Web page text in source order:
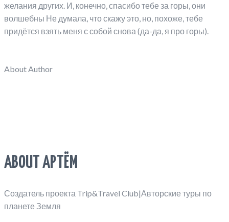
желания других. И, конечно, спасибо тебе за горы, они
волшебны Не думала, что скажу это, но, похоже, тебе
придётся взять меня с собой снова (да-да, я про горы).
About Author
ABOUT АРТЁМ
Создатель проекта Trip&Travel Club|Авторские туры по
планете Земля